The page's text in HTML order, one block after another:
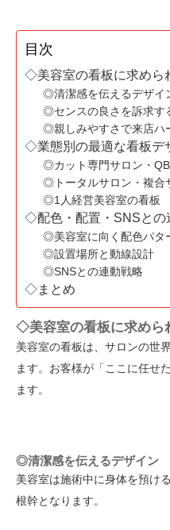
目次
◇美容室の看板に求めら
◎清潔感を伝えるデザイ
◎センスの良さを訴求す
◎親しみやすさで来店ハ
◇業態別の最適な看板デ
◎カット専門サロン・
◎トータルサロン・複合
◎1人経営美容室の看板
◇配色・配置・SNSとの
◎美容室に向く配色パタ
◎設置場所と動線設計
◎SNSとの連動戦略
◇まとめ
◇美容室の看板に求めら
美容室の看板は、サロンの世
ます。お客様が「ここに任せ
ます。
◎清潔感を伝えるデザイン
美容室は施術中に身体を預け
根幹となります。